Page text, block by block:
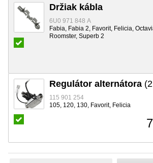
Držiak kábla
6U0 971 848 A
Fabia, Fabia 2, Favorit, Felicia,
Roomster, Superb 2
Regulátor alternátora
115 901 254
105, 120, 130, Favorit, Felicia